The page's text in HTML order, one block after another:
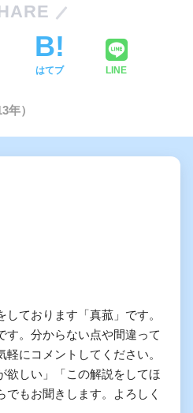
はてブ LINE
年）
ております「真菰」です。
す。分からない点や間違って
にコメントしてください。
欲しい」「この解説をしてほ
でもお聞きします。よろしく